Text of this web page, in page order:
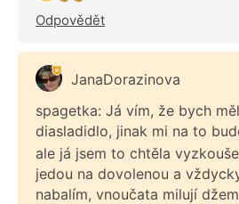
Odpovědět
JanaDorazinova
spagetka: Já vím, že bych
diasladidlo, jinak mi na to
ale já jsem to chtěla
jedou na dovolenou a
nabalím, vnoučata milují